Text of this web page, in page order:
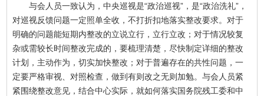
与会人员一致认为，中央巡视是“政治巡视”，是“政治洗礼”，
对巡视反馈问题一定照单全收，不打折扣地落实整改要求。对于
明确的问题能短期内整改的立说立行，立行立改；对于情况较复
杂或需较长时间整改完成的，要梳理清楚，尽快制定详细的整改
计划，主动作为，切实加快整改；对于普遍存在的共性问题，一
定要严格审视、对照检查，做到有则改之无则加勉。与会人员紧
紧围绕整改意见，结合中心实际，就如何落实国务院残工委和中